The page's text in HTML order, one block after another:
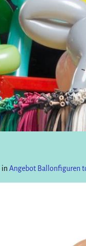
inAngebot Ballonfiguren